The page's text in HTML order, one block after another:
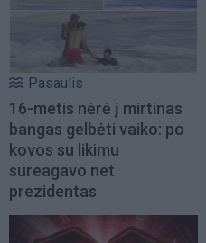
Pasaulis
16-metis nėrė į mirtinas
bangas gelbėti vaiko: po
kovos su likimu
sureagavo net
prezidentas